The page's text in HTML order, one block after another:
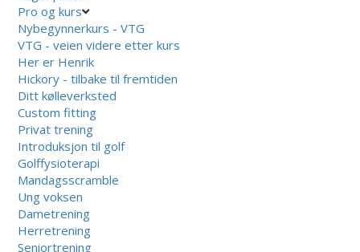
Pro og kurs
Nybegynnerkurs - VTG
VTG - veien videre etter kurs
Her er Henrik
Hickory - tilbake til fremtiden
Ditt kølleverksted
Custom fitting
Privat trening
Introduksjon til golf
Golffysioterapi
Mandagsscramble
Ung voksen
Dametrening
Herretrening
Seniortrening